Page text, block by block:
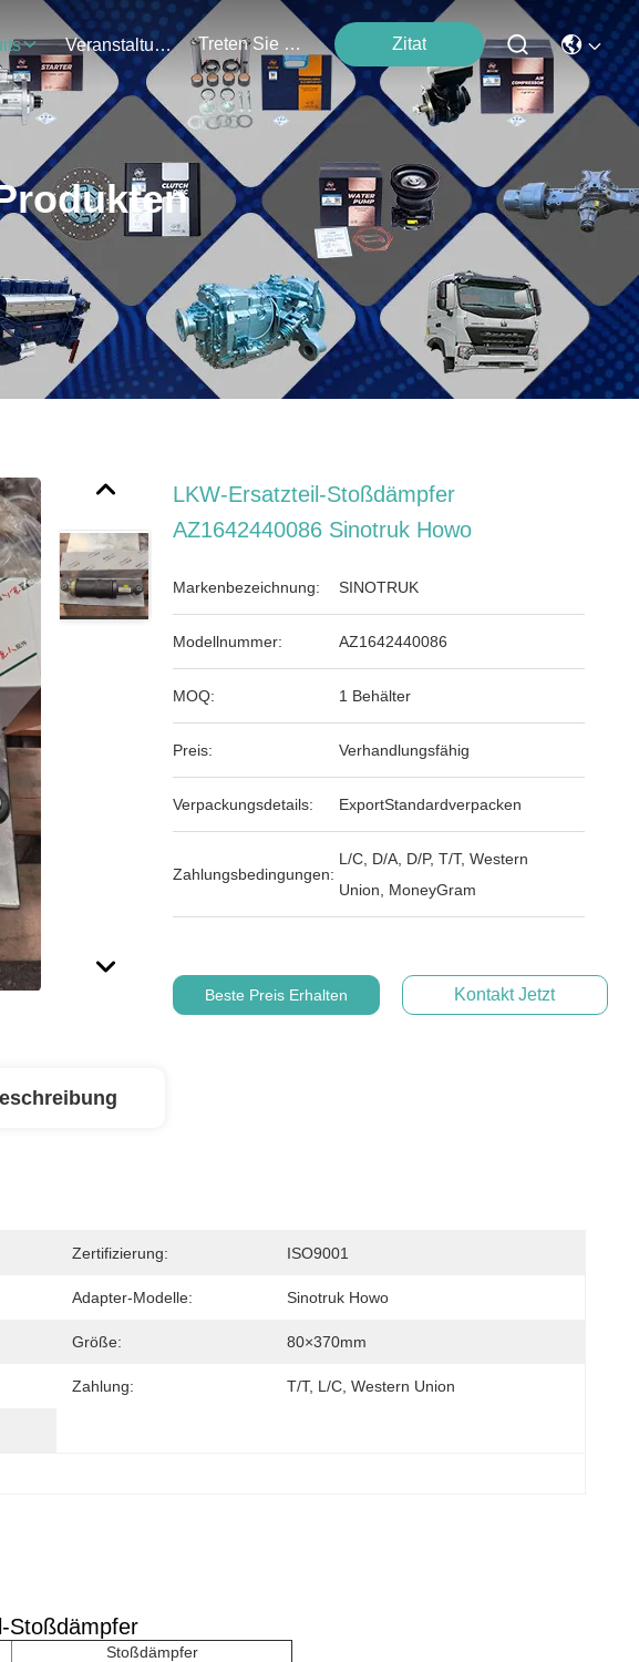
Veranstaltungen Treten Sie Mit Uns In Verbindung Zitat
LKW-Ersatzteil-Stoßdämpfer
AZ1642440086 Sinotruk Howo
Markenbezeichnung: SINOTRUK
Modellnummer: AZ1642440086
MOQ: 1 Behälter
Preis: Verhandlungsfähig
Verpackungsdetails: ExportStandardverpacken
Zahlungsbedingungen:
L/C, D/A, D/P, T/T, Western
Union, MoneyGram
Beste Preis Erhalten Kontakt Jetzt
Zertifizierung: ISO9001
Adapter-Modelle: Sinotruk Howo
Größe: 80×370mm
Zahlung: T/T, L/C, Western Union
Stoßdämpfer
Stoßdämpfer